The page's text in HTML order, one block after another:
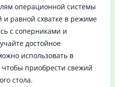
операционной системы
и равной схватке в режиме
с соперниками и
достойное
использовать в
чтобы приобрести свежий
стола.